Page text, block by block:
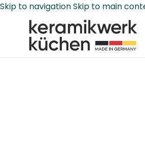
Skip to navigationSkip to main